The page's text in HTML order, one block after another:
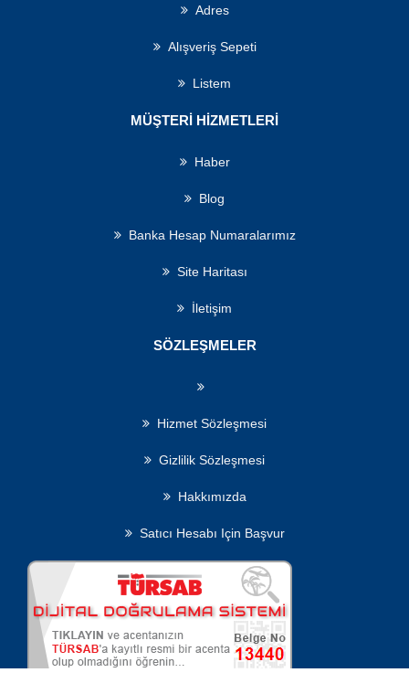
Adres
Alışveriş Sepeti
Listem
MÜŞTERI HIZMETLERI
Haber
Blog
Banka Hesap Numaralarımız
Site Haritası
İletişim
SÖZLEŞMELER
Hizmet Sözleşmesi
Gizlilik Sözleşmesi
Hakkımızda
Satıcı Hesabı Için Başvur